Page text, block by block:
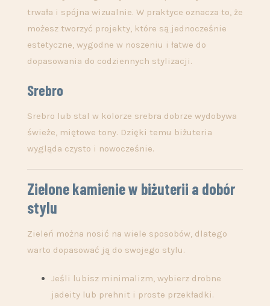
trwała i spójna wizualnie. W praktyce oznacza to, że
możesz tworzyć projekty, które są jednocześnie
estetyczne, wygodne w noszeniu i łatwe do
dopasowania do codziennych stylizacji.
Srebro
Srebro lub stal w kolorze srebra dobrze wydobywa
świeże, miętowe tony. Dzięki temu biżuteria
wygląda czysto i nowocześnie.
Zielone kamienie w biżuterii a dobór
stylu
Zieleń można nosić na wiele sposobów, dlatego
warto dopasować ją do swojego stylu.
Jeśli lubisz minimalizm, wybierz drobne
jadeity lub prehnit i proste przekładki.